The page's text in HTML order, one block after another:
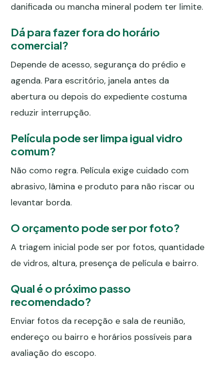
danificada ou mancha mineral podem ter limite.
Dá para fazer fora do horário
comercial?
Depende de acesso, segurança do prédio e
agenda. Para escritório, janela antes da
abertura ou depois do expediente costuma
reduzir interrupção.
Película pode ser limpa igual vidro
comum?
Não como regra. Película exige cuidado com
abrasivo, lâmina e produto para não riscar ou
levantar borda.
O orçamento pode ser por foto?
A triagem inicial pode ser por fotos, quantidade
de vidros, altura, presença de película e bairro.
Qual é o próximo passo
recomendado?
Enviar fotos da recepção e sala de reunião,
endereço ou bairro e horários possíveis para
avaliação do escopo.